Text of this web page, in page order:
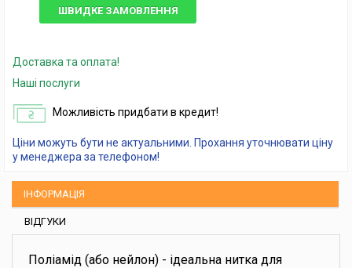
ШВИДКЕ ЗАМОВЛЕННЯ
Доставка та оплата!
Наші послуги
Можливість придбати в кредит!
Ціни можуть бути не актуальними. Прохання уточнювати ціну
у менеджера за телефоном!
ІНФОРМАЦІЯ
ВІДГУКИ
Поліамід (або нейлон) - ідеальна нитка для